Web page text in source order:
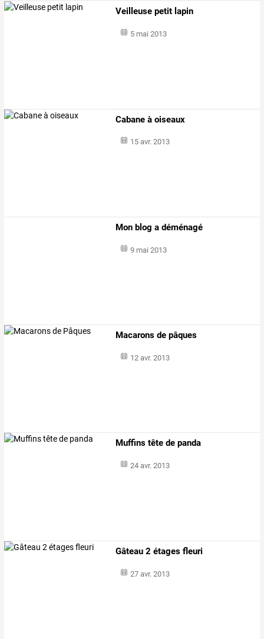
Veilleuse petit lapin
5 mai 2013
Cabane à oiseaux
15 avr. 2013
Mon blog a déménagé
9 mai 2013
Macarons de pâques
12 avr. 2013
Muffins tête de panda
24 avr. 2013
Gâteau 2 étages fleuri
27 avr. 2013